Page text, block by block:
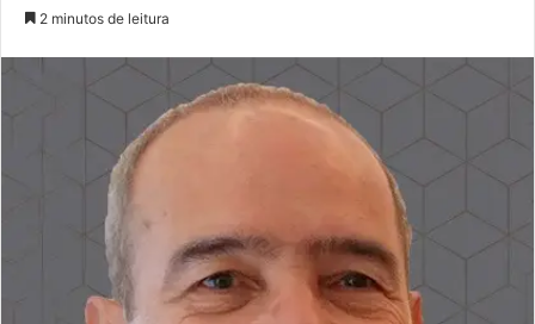
2 minutos de leitura